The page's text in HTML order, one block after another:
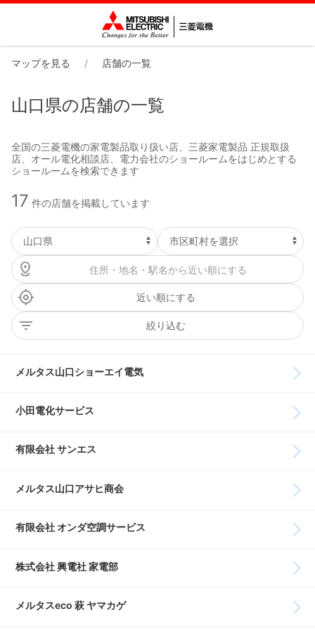
マップを見る 店舗の一覧
山口県の店舗の一覧
全国の三菱電機の家電製品取り扱い店、三菱家電製品 正規取扱
店、オール電化相談店、電力会社のショールームをはじめとする
ショールームを検索できます
17 件の店舗を掲載しています
近い順にする
絞り込む
メルタス山口ショーエイ電気
小田電化サービス
有限会社 サンエス
メルタス山口アサヒ商会
有限会社 オンダ空調サービス
株式会社 興電社 家電部
メルタスeco 萩 ヤマカゲ